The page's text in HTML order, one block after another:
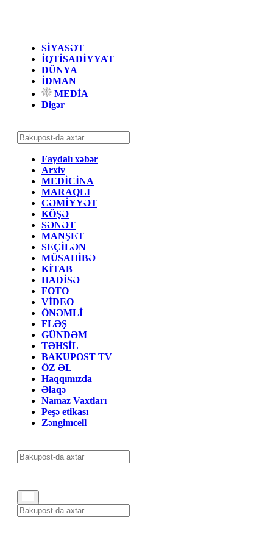
SİYASƏT
İQTİSADİYYAT
DÜNYA
İDMAN
MEDİA
Digər
Faydalı xəbər
Arxiv
MEDİCİNA
MARAQLI
CƏMİYYƏT
KÖŞƏ
SƏNƏT
MANŞET
SEÇİLƏN
MÜSAHİBƏ
KİTAB
HADİSƏ
FOTO
VİDEO
ÖNƏMLİ
FLƏŞ
GÜNDƏM
TƏHSİL
BAKUPOST TV
ÖZ ƏL
Haqqımızda
Əlaqə
Namaz Vaxtları
Peşə etikası
Zəngimcell